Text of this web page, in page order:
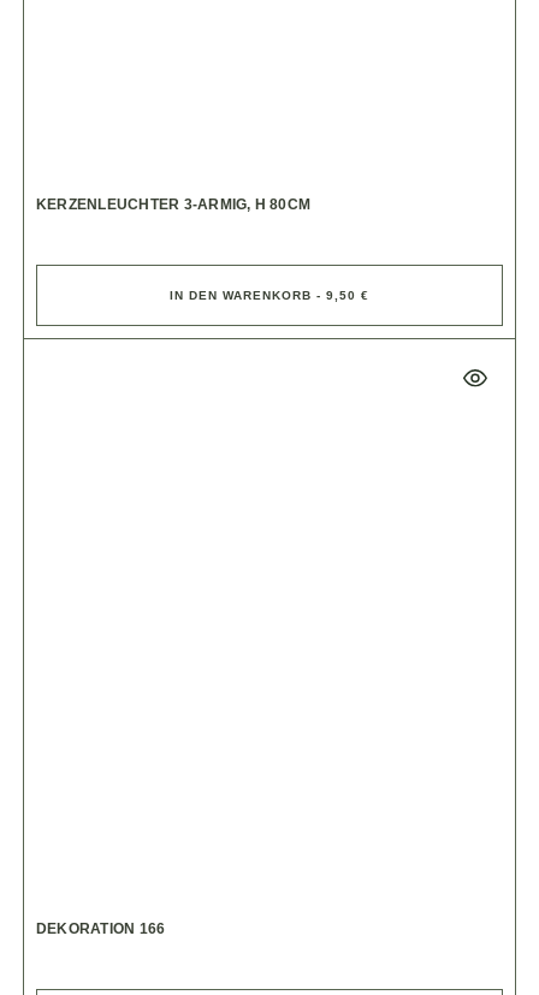
KERZENLEUCHTER 3-ARMIG, H 80CM
IN DEN WARENKORB - 9,50 €
DEKORATION 166